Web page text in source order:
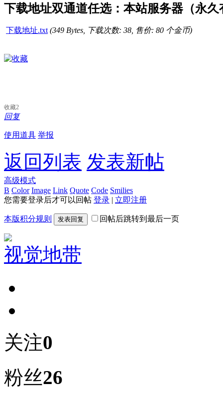
下载地址双通道任选：本站服务器（永
下载地址.txt (349 Bytes, 下载次数: 38, 售价: 80 个金币)
收藏2
回复
使用道具 举报
返回列表 发表新帖
高级模式
B Color Image Link Quote Code Smilies
您需要登录后才可以回帖 登录 | 立即注册
本版积分规则 发表回复 回帖后跳转到最后一页
视觉地带
关注0
粉丝26